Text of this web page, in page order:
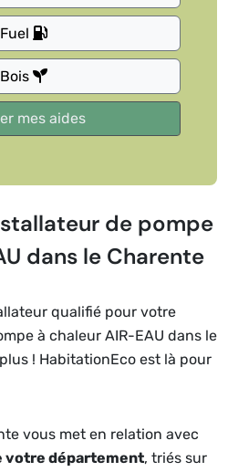
Fuel
Bois
de pompe
dans le Charente
qualifié pour votre
à chaleur AIR-EAU dans le
! HabitationEco est là pour
vous met en relation avec
votre département, triés sur